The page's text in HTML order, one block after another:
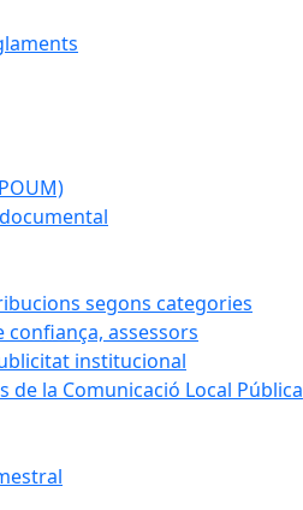
segons categories
assessors
institucional
de la Comunicació Local Pública